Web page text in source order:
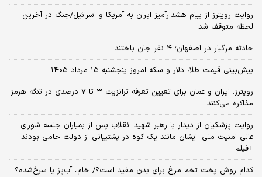
روایت رویترز از پیام هشدارآمیز ایران به آمریکا و اسرائیل/جنگ در آخرین
لحظه متوقف شد
حادثه مرگبار در اصفهان؛ ۴ نفر جان باختند
پیش‌بینی قیمت طلا، دلار و سکه امروز پنجشنبه ۱۵ مرداد ۱۴۰۵
رویترز: ایران و عمان برای تعیین تعرفه ترانزیت ۳ تا ۷ درصدی در تنگه هرمز
مذاکره می‌کنند
روایت پزشکیان از دیدار با رهبر شهید انقلاب پس از بمباران جلسه شورای
عالی امنیت ملی؛ ایشان مانند یک کوه در پشتیبانی از دولت حامی بودند
+فیلم
کدام روش پخت تخم مرغ برای بدن مفید است؟/ خام، آب‌پز یا سرخ‌شده؟